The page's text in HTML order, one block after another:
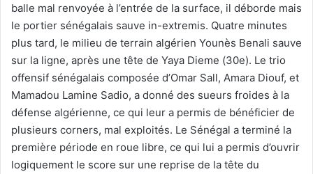
balle mal renvoyée à l’entrée de la surface, il déborde mais
le portier sénégalais sauve in-extremis. Quatre minutes
plus tard, le milieu de terrain algérien Younès Benali sauve
sur la ligne, après une tête de Yaya Dieme (30e). Le trio
offensif sénégalais composée d’Omar Sall, Amara Diouf, et
Mamadou Lamine Sadio, a donné des sueurs froides à la
défense algérienne, ce qui leur a permis de bénéficier de
plusieurs corners, mal exploités. Le Sénégal a terminé la
première période en roue libre, ce qui lui a permis d’ouvrir
logiquement le score sur une reprise de la tête du